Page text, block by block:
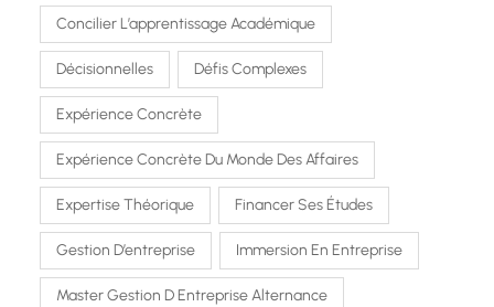
Concilier L’apprentissage Académique
Décisionnelles Défis Complexes
Expérience Concrète
Expérience Concrète Du Monde Des Affaires
Expertise Théorique Financer Ses Études
Gestion D’entreprise Immersion En Entreprise
Master Gestion D Entreprise Alternance